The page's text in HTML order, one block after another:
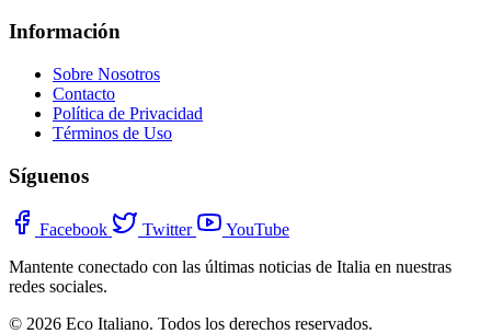
Información
Sobre Nosotros
Contacto
Política de Privacidad
Términos de Uso
Síguenos
Facebook Twitter
YouTube
Mantente conectado con las últimas noticias de Italia en nuestras
redes sociales.
© 2026 Eco Italiano. Todos los derechos reservados.